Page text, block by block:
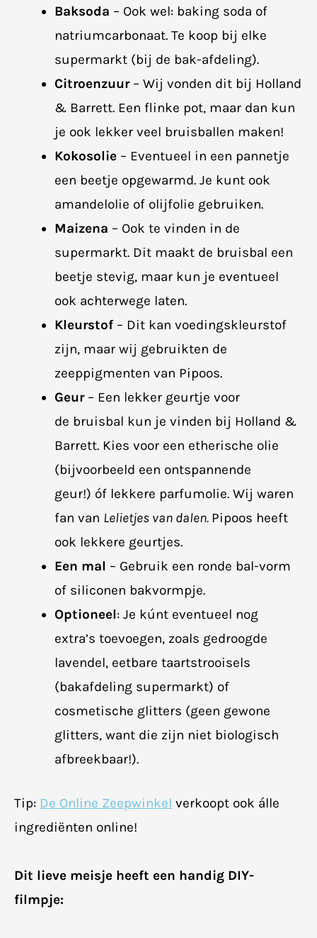
Baksoda – Ook wel: baking soda of
natriumcarbonaat. Te koop bij elke
supermarkt (bij de bak-afdeling).
Citroenzuur– Wij vonden dit bij Holland
& Barrett. Een flinke pot, maar dan kun
je ook lekker veel bruisballen maken!
Kokosolie – Eventueel in een pannetje
een beetje opgewarmd. Je kunt ook
amandelolie of olijfolie gebruiken.
Maizena – Ook te vinden in de
supermarkt. Dit maakt de bruisbal een
beetje stevig, maar kun je eventueel
ook achterwege laten.
Kleurstof – Dit kan voedingskleurstof
zijn, maar wij gebruikten de
zeeppigmenten van Pipoos.
Geur– Een lekker geurtje voor
de bruisbal kun je vinden bij Holland &
Barrett. Kies voor een etherische olie
(bijvoorbeeld een ontspannende
geur!) óf lekkere parfumolie. Wij waren
fan van Lelietjes van dalen. Pipoos heeft
ook lekkere geurtjes.
Een mal – Gebruik een ronde bal-vorm
of siliconen bakvormpje.
Optioneel: Je kúnt eventueel nog
extra’s toevoegen, zoals gedroogde
lavendel, eetbare taartstrooisels
(bakafdeling supermarkt) of
cosmetische glitters (geen gewone
glitters, want die zijn niet biologisch
afbreekbaar!).
Tip: De Online Zeepwinkel verkoopt ook álle
ingrediënten online!
Dit lieve meisje heeft een handig DIY-
filmpje: